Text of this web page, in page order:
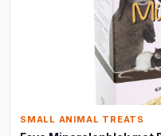
SMALL ANIMAL TREATS